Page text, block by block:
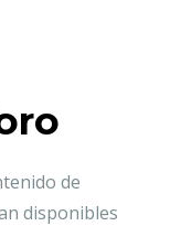
de
disponibles